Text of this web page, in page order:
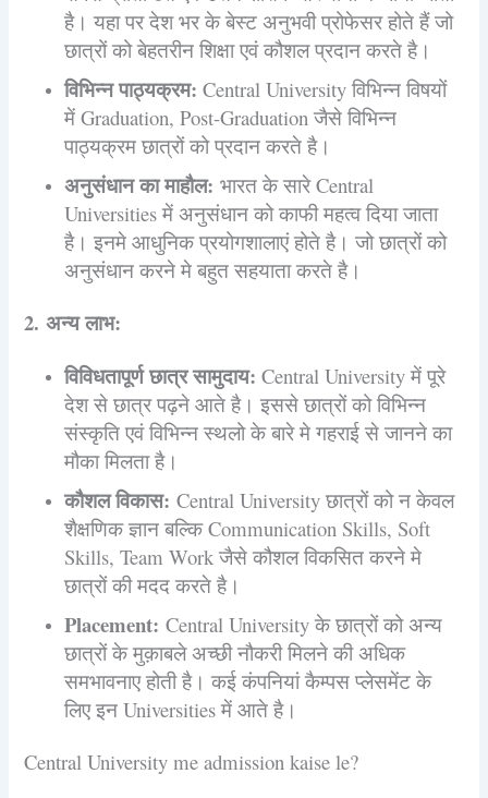
है। यहा पर देश भर के बेस्ट अनुभवी प्रोफेसर होते हैं जो
छात्रों को बेहतरीन शिक्षा एवं कौशल प्रदान करते है।
विभिन्न पाठ्यक्रम:Central University विभिन्न विषयों
में Graduation, Post-Graduation जैसे विभिन्न
पाठ्यक्रम छात्रों को प्रदान करते है।
अनुसंधान का माहौल:भारत के सारे Central
Universities में अनुसंधान को काफी महत्व दिया जाता
है। इनमे आधुनिक प्रयोगशालाएं होते है। जो छात्रों को
अनुसंधान करने मे बहुत सहयाता करते है।
2. अन्य लाभ:
विविधतापूर्ण छात्र सामुदाय: Central University में पूरे
देश से छात्र पढ़ने आते है। इससे छात्रों को विभिन्न
संस्कृति एवं विभिन्न स्थलो के बारे मे गहराई से जानने का
मौका मिलता है।
कौशल विकास:Central University छात्रों को न केवल
शैक्षणिक ज्ञान बल्कि Communication Skills, Soft
Skills, Team Work जैसे कौशल विकसित करने मे
छात्रों की मदद करते है।
Placement:Central University के छात्रों को अन्य
छात्रों के मुक़ाबले अच्छी नौकरी मिलने की अधिक
समभावनाए होती है। कई कंपनियां कैम्पस प्लेसमेंट के
लिए इन Universities में आते है।
Central University me admission kaise le?